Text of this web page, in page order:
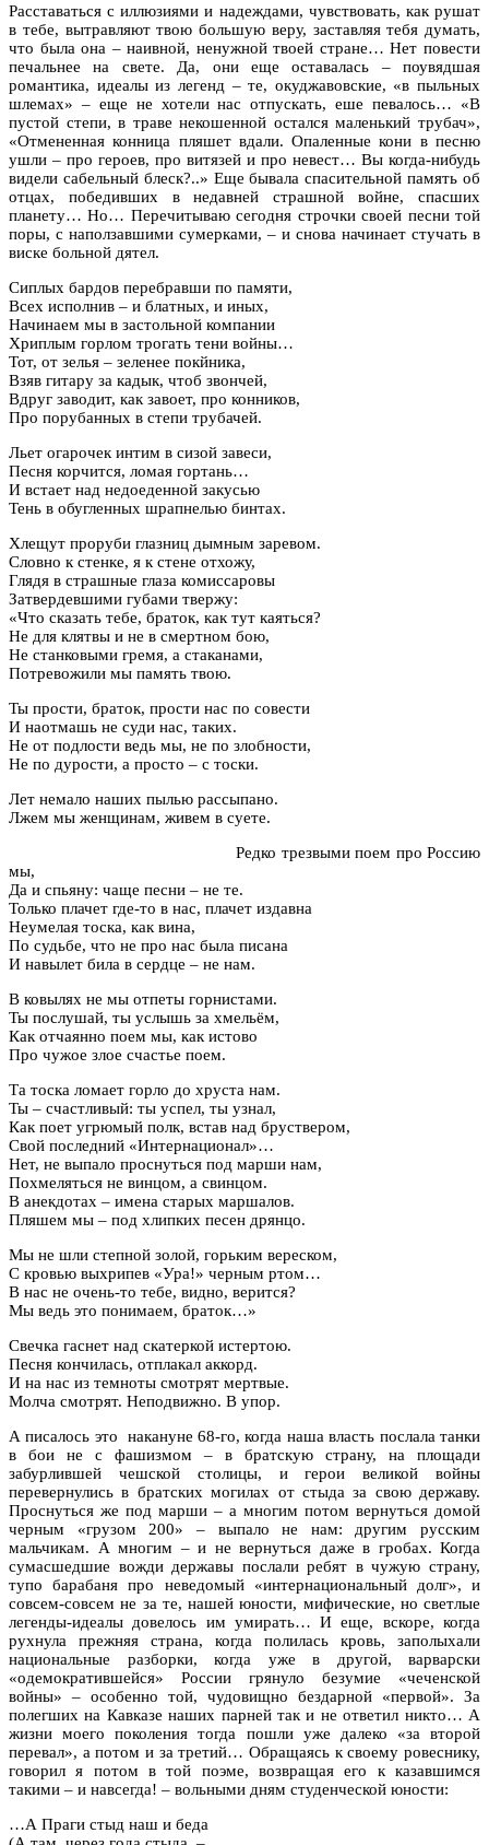
Расставаться с иллюзиями и надеждами, чувствовать, как рушат
в тебе, вытравляют твою большую веру, заставляя тебя думать,
что была она – наивной, ненужной твоей стране… Нет повести
печальнее на свете. Да, они еще оставалась – поувядшая
романтика, идеалы из легенд – те, окуджавовские, «в пыльных
шлемах» – еще не хотели нас отпускать, еше певалось… «В
пустой степи, в траве некошенной остался маленький трубач»,
«Отмененная конница пляшет вдали. Опаленные кони в песню
ушли – про героев, про витязей и про невест… Вы когда-нибудь
видели сабельный блеск?..» Еще бывала спасительной память об
отцах, победивших в недавней страшной войне, спасших
планету… Но… Перечитываю сегодня строчки своей песни той
поры, с наползавшими сумерками, – и снова начинает стучать в
виске больной дятел.
Сиплых бардов перебравши по памяти,
Всех исполнив – и блатных, и иных,
Начинаем мы в застольной компании
Хриплым горлом трогать тени войны…
Тот, от зелья – зеленее покйника,
Взяв гитару за кадык, чтоб звончей,
Вдруг заводит, как завоет, про конников,
Про порубанных в степи трубачей.
Льет огарочек интим в сизой завеси,
Песня корчится, ломая гортань…
И встает над недоеденной закусью
Тень в обугленных шрапнелью бинтах.
Хлещут проруби глазниц дымным заревом.
Словно к стенке, я к стене отхожу,
Глядя в страшные глаза комиссаровы
Затвердевшими губами твержу:
«Что сказать тебе, браток, как тут каяться?
Не для клятвы и не в смертном бою,
Не станковыми гремя, а стаканами,
Потревожили мы память твою.
Ты прости, браток, прости нас по совести
И наотмашь не суди нас, таких.
Не от подлости ведь мы, не по злобности,
Не по дурости, а просто – с тоски.
Лет немало наших пылью рассыпано.
Лжем мы женщинам, живем в суете.
Редко трезвыми поем про Россию
мы,
Да и спьяну: чаще песни – не те.
Только плачет где-то в нас, плачет издавна
Неумелая тоска, как вина,
По судьбе, что не про нас была писана
И навылет била в сердце – не нам.
В ковылях не мы отпеты горнистами.
Ты послушай, ты услышь за хмельём,
Как отчаянно поем мы, как истово
Про чужое злое счастье поем.
Та тоска ломает горло до хруста нам.
Ты – счастливый: ты успел, ты узнал,
Как поет угрюмый полк, встав над бруствером,
Свой последний «Интернационал»…
Нет, не выпало проснуться под марши нам,
Похмеляться не винцом, а свинцом.
В анекдотах – имена старых маршалов.
Пляшем мы – под хлипких песен дрянцо.
Мы не шли степной золой, горьким вереском,
С кровью выхрипев «Ура!» черным ртом…
В нас не очень-то тебе, видно, верится?
Мы ведь это понимаем, браток…»
Свечка гаснет над скатеркой истертою.
Песня кончилась, отплакал аккорд.
И на нас из темноты смотрят мертвые.
Молча смотрят. Неподвижно. В упор.
А писалось это накануне 68-го, когда наша власть послала танки
в бои не с фашизмом – в братскую страну, на площади
забурлившей чешской столицы, и герои великой войны
перевернулись в братских могилах от стыда за свою державу.
Проснуться же под марши – а многим потом вернуться домой
черным «грузом 200» – выпало не нам: другим русским
мальчикам. А многим – и не вернуться даже в гробах. Когда
сумасшедшие вожди державы послали ребят в чужую страну,
тупо барабаня про неведомый «интернациональный долг», и
совсем-совсем не за те, нашей юности, мифические, но светлые
легенды-идеалы довелось им умирать… И еще, вскоре, когда
рухнула прежняя страна, когда полилась кровь, заполыхали
национальные разборки, когда уже в другой, варварски
«одемократившейся» России грянуло безумие «чеченской
войны» – особенно той, чудовищно бездарной «первой». За
полегших на Кавказе наших парней так и не ответил никто… А
жизни моего поколения тогда пошли уже далеко «за второй
перевал», а потом и за третий… Обращаясь к своему ровеснику,
говорил я потом в той поэме, возвращая его к казавшимся
такими – и навсегда! – вольными дням студенческой юности:
…А Праги стыд наш и беда